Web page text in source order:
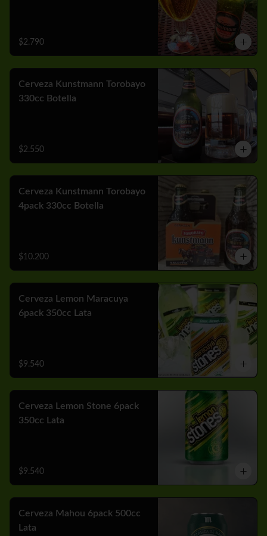
$2.790
Cerveza Kunstmann Torobayo
330cc Botella
$2.550
Cerveza Kunstmann Torobayo
4pack 330cc Botella
$10.200
Cerveza Lemon Maracuya
6pack 350cc Lata
$9.540
Cerveza Lemon Stone 6pack
350cc Lata
$9.540
Cerveza Mahou 6pack 500cc
Lata